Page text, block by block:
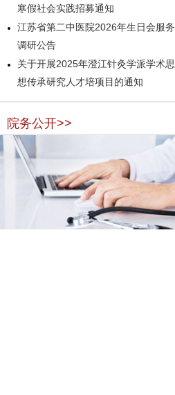
寒假社会实践招募通知
江苏省第二中医院2026年生日会服务
调研公告
关于开展2025年澄江针灸学派学术思
想传承研究人才培项目的通知
院务公开>>